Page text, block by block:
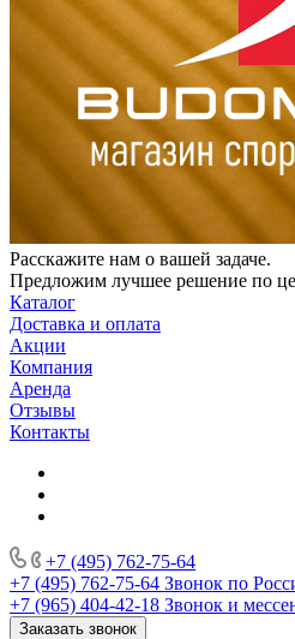
Расскажите нам о вашей задаче.
Предложим лучшее решение по
Каталог
Доставка и оплата
Акции
Компания
Аренда
Отзывы
Контакты
+7 (495) 762-75-64
+7 (495) 762-75-64 Звонок по
+7 (965) 404-42-18 Звонок и
Заказать звонок